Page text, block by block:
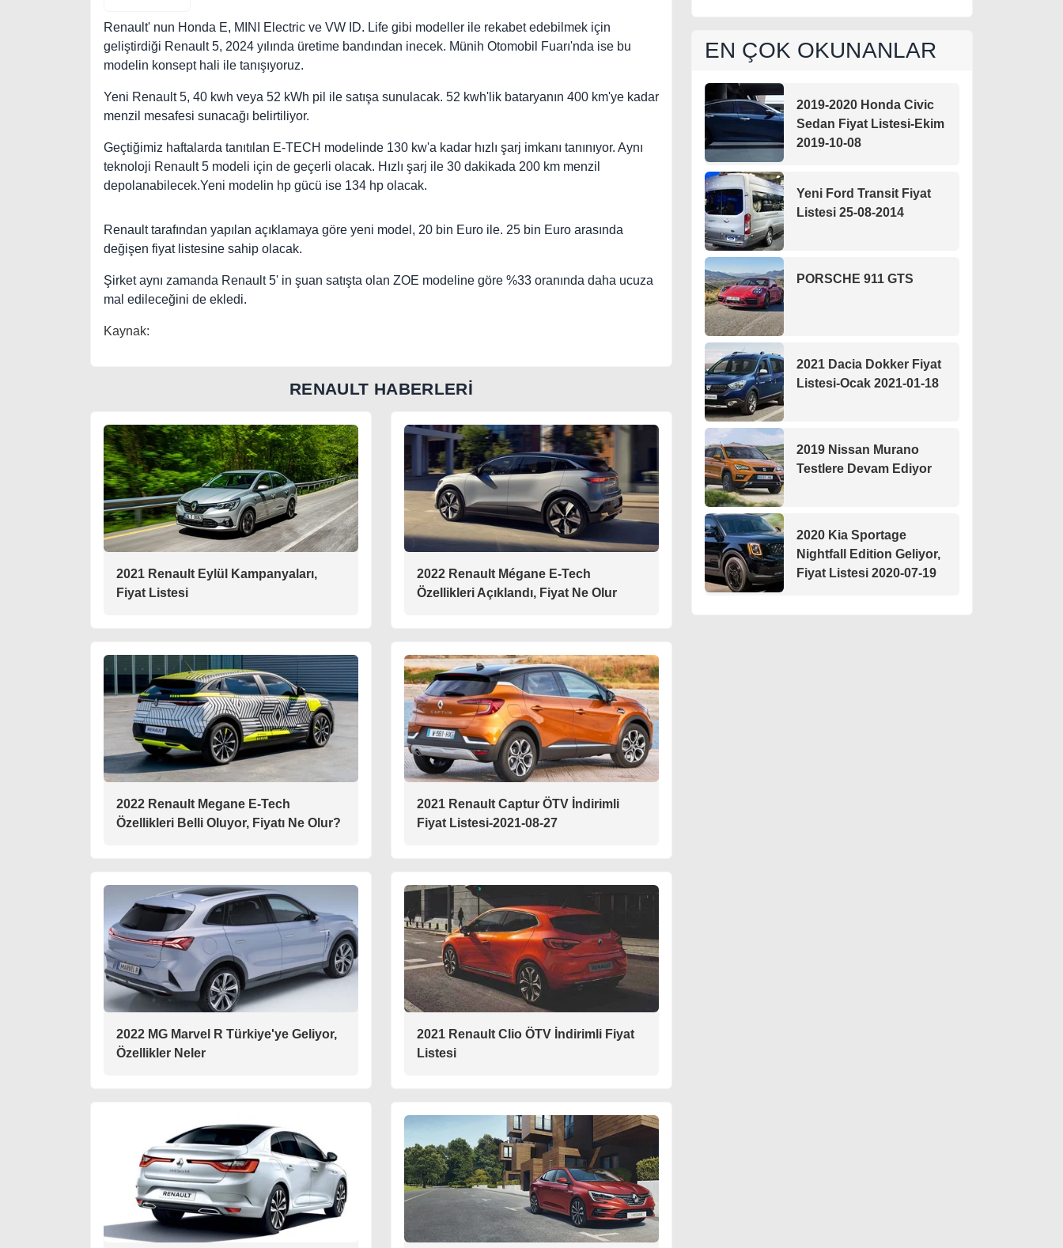
Renault' nun Honda E, MINI Electric ve VW ID. Life gibi modeller ile rekabet edebilmek için
geliştirdiği Renault 5, 2024 yılında üretime bandından inecek. Münih Otomobil Fuarı'nda ise bu
modelin konsept hali ile tanışıyoruz.
Yeni Renault 5, 40 kwh veya 52 kWh pil ile satışa sunulacak. 52 kwh'lik bataryanın 400 km'ye kadar
menzil mesafesi sunacağı belirtiliyor.
Geçtiğimiz haftalarda tanıtılan E-TECH modelinde 130 kw'a kadar hızlı şarj imkanı tanınıyor. Aynı
teknoloji Renault 5 modeli için de geçerli olacak. Hızlı şarj ile 30 dakikada 200 km menzil
depolanabilecek.Yeni modelin hp gücü ise 134 hp olacak.
Renault tarafından yapılan açıklamaya göre yeni model, 20 bin Euro ile. 25 bin Euro arasında
değişen fiyat listesine sahip olacak.
Şirket aynı zamanda Renault 5' in şuan satışta olan ZOE modeline göre %33 oranında daha ucuza
mal edileceğini de ekledi.
Kaynak:
RENAULT HABERLERİ
2021 Renault Eylül Kampanyaları,
Fiyat Listesi
2022 Renault Mégane E-Tech
Özellikleri Açıklandı, Fiyat Ne Olur
2022 Renault Megane E-Tech
Özellikleri Belli Oluyor, Fiyatı Ne Olur?
2021 Renault Captur ÖTV İndirimli
Fiyat Listesi-2021-08-27
2022 MG Marvel R Türkiye'ye Geliyor,
Özellikler Neler
2021 Renault Clio ÖTV İndirimli Fiyat
Listesi
EN ÇOK OKUNANLAR
2019-2020 Honda Civic
Sedan Fiyat Listesi-Ekim
2019-10-08
Yeni Ford Transit Fiyat
Listesi 25-08-2014
PORSCHE 911 GTS
2021 Dacia Dokker Fiyat
Listesi-Ocak 2021-01-18
2019 Nissan Murano
Testlere Devam Ediyor
2020 Kia Sportage
Nightfall Edition Geliyor,
Fiyat Listesi 2020-07-19